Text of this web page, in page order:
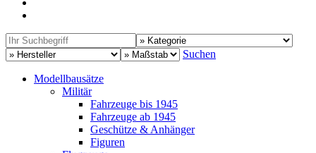
Suchen
Modellbausätze
Militär
Fahrzeuge bis 1945
Fahrzeuge ab 1945
Geschütze & Anhänger
Figuren